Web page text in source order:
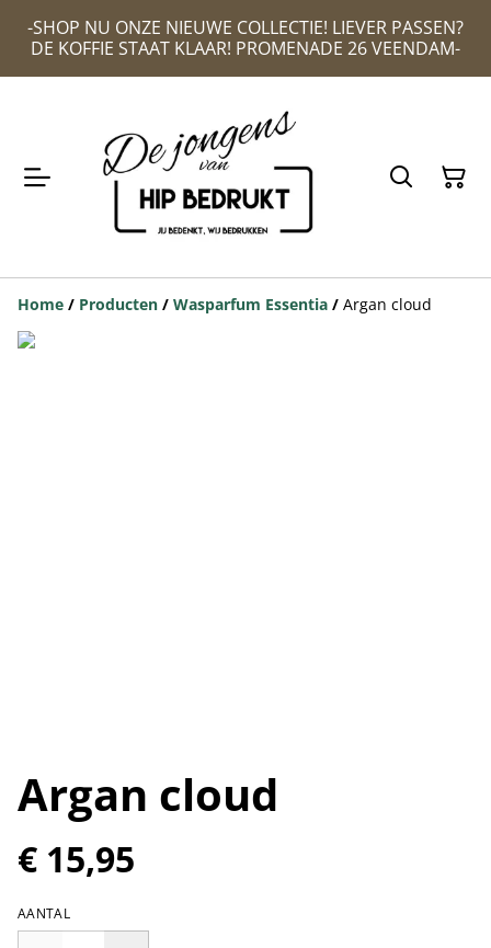
-SHOP NU ONZE NIEUWE COLLECTIE! LIEVER PASSEN?
DE KOFFIE STAAT KLAAR! PROMENADE 26 VEENDAM-
Home / Producten / Wasparfum Essentia / Argan cloud
Argan cloud
€ 15,95
AANTAL